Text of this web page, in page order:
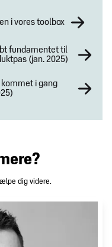
i vores toolbox
fundamentet til
(jan. 2025)
i gang
dig videre.